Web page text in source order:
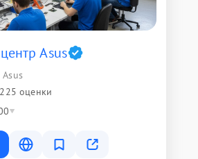
Asus
225 оценки